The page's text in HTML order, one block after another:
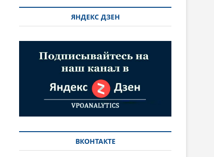
ЯНДЕКС ДЗЕН
ВКОНТАКТЕ